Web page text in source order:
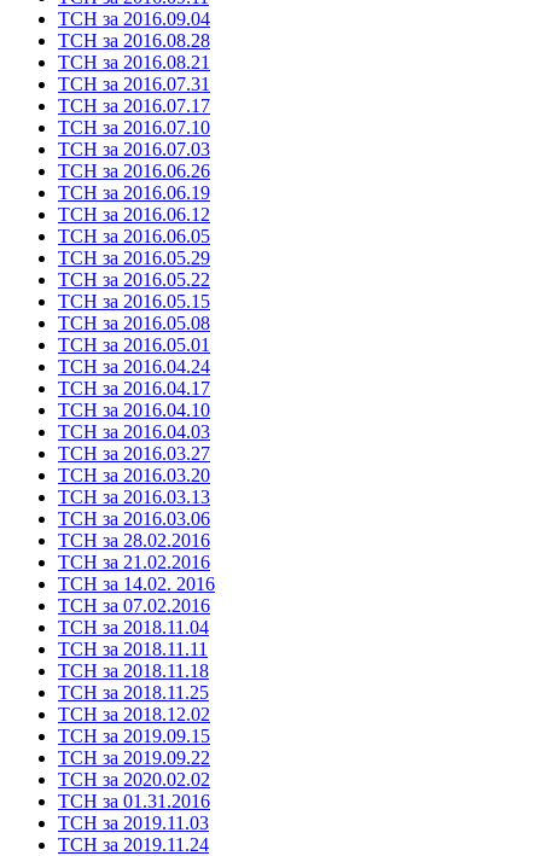
ТСН за 2016.09.04
ТСН за 2016.08.28
ТСН за 2016.08.21
ТСН за 2016.07.31
ТСН за 2016.07.17
ТСН за 2016.07.10
ТСН за 2016.07.03
ТСН за 2016.06.26
ТСН за 2016.06.19
ТСН за 2016.06.12
ТСН за 2016.06.05
ТСН за 2016.05.29
ТСН за 2016.05.22
ТСН за 2016.05.15
ТСН за 2016.05.08
ТСН за 2016.05.01
ТСН за 2016.04.24
ТСН за 2016.04.17
ТСН за 2016.04.10
ТСН за 2016.04.03
ТСН за 2016.03.27
ТСН за 2016.03.20
ТСН за 2016.03.13
ТСН за 2016.03.06
ТСН за 28.02.2016
ТСН за 21.02.2016
ТСН за 14.02. 2016
ТСН за 07.02.2016
ТСН за 2018.11.04
ТСН за 2018.11.11
ТСН за 2018.11.18
ТСН за 2018.11.25
ТСН за 2018.12.02
ТСН за 2019.09.15
ТСН за 2019.09.22
ТСН за 2020.02.02
ТСН за 01.31.2016
ТСН за 2019.11.03
ТСН за 2019.11.24